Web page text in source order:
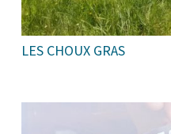
LES CHOUX GRAS